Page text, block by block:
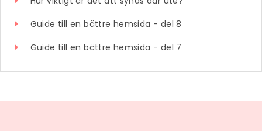
Guide till en bättre hemsida - del 8
Guide till en bättre hemsida - del 7